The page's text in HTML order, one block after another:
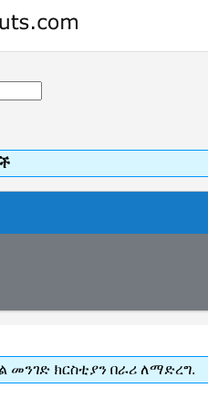
መንገድ ክርስቲያን በራሪ ለማድረግ.